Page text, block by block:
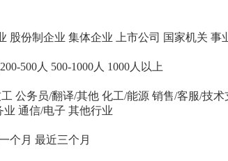
股份制企业 集体企业 上市公司 国家机关 事
200-500人 500-1000人 1000人以上
公务员/翻译/其他 化工/能源 销售/客服/技术
业 通信/电子 其他行业
个月 最近三个月